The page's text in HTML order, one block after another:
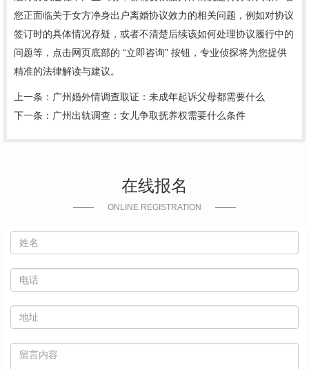
您正面临关于女方净身出户离婚协议效力的相关问题，例如对协议
签订时的具体情况存疑，或者不清楚后续该如何处理协议履行中的
问题等，点击网页底部的 “立即咨询” 按钮，专业侦探将为您提供
精准的法律解读与建议。
上一条： 广州婚外情调查取证：未成年起诉父母都需要什么
下一条： 广州出轨调查：女儿争取抚养权需要什么条件
在线报名
ONLINE REGISTRATION